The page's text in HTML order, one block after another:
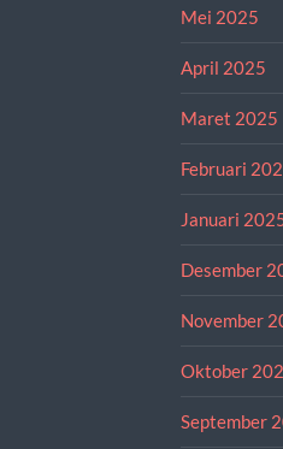
Mei 2025
April 2025
Maret 2025
Februari
Januari
Desember
November
Oktober
September